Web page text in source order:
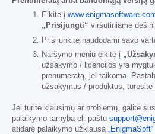
Eikite į
„Prisijungti“ viršutiniame
Prisijunkite naudodami savo
Naršymo meniu eikite į
užsakymo / licencijos yra
prenumeratą, jei taikoma.
užsakymus / produktus,
Jei turite klausimų ar problemų, galite
palaikymo tarnyba el. paštu
atidarę palaikymo užklausą